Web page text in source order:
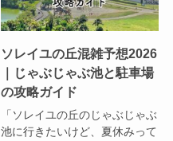
ソレイユの丘混雑予想2026
｜じゃぶじゃぶ池と駐車場
の攻略ガイド
「ソレイユの丘のじゃぶじゃぶ
池に行きたいけど、夏休みって